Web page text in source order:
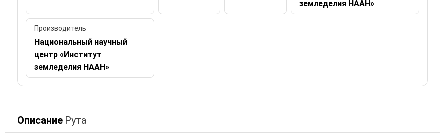
земледелия НААН»
Производитель
Национальный научный
центр «Институт
земледелия НААН»
Описание Рута